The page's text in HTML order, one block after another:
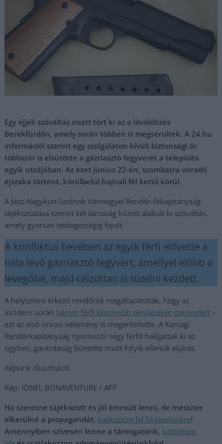
Egy éjjeli szóváltás miatt tört ki az a lövöldözés
Berekfürdőn, amely során többen is megsérültek. A 24.hu
információi szerint egy szolgálaton kívüli biztonsági őr
többször is elsütötte a gázriasztó fegyverét a település
egyik utcájában. Az eset június 22-én, szombatra virradó
éjszaka történt, körülbelül hajnali fél kettő körül.
A Jász-Nagykun-Szolnok Vármegyei Rendőr-főkapitányság
tájékoztatása szerint két társaság között alakult ki szóváltás,
amely gyorsan tettlegességig fajult.
A konfliktus hevében az egyik férfi elővette a
nála lévő gázriasztó fegyvert, amellyel előbb a
levegőbe, majd célzottan is tüzelni kezdett.
A helyszínre érkező rendőrök megállapították, hogy az
incidens során három férfi könnyebb sérüléseket szenvedett –
ezt az első orvosi vélemény is megerősítette. A Karcagi
Rendőrkapitányság nyomozói négy férfit hallgattak ki az
ügyben, garázdaság bűntette miatt folyik ellenük eljárás.
Képünk illusztráció.
Kép: IONEL BONAVENTURE / AFP
Ha szeretne tájékozott és jól értesült lenni, de messzire
elkerülné a propagandát, iratkozzon fel hírlevelünkre!
Amennyiben szívesen lenne a támogatónk, kattintson